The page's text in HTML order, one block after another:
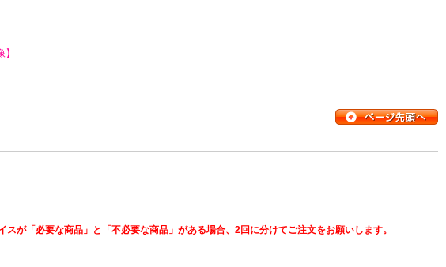
スが「必要な商品」と「不必要な商品」がある場合、2回に分けてご注文をお願いします。